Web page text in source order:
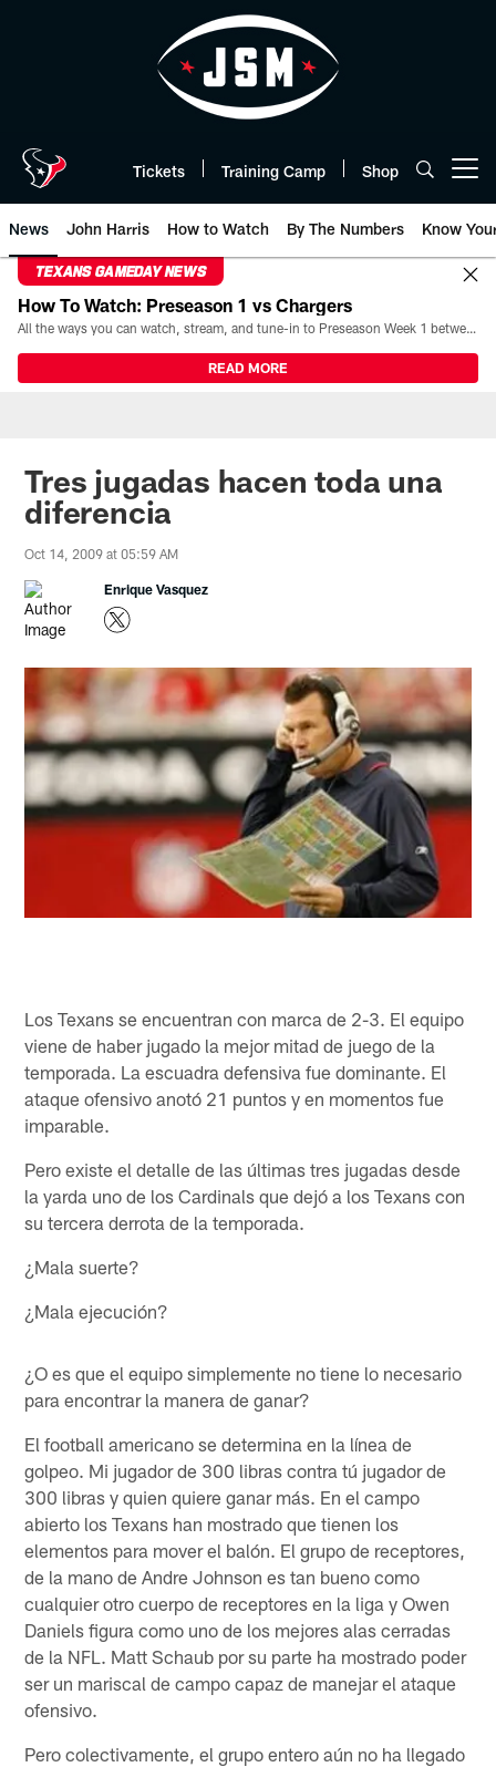
Tickets Training Camp Shop
News John Harris How to Watch By The Numbers Know
TEXANS GAMEDAY NEWS
How To Watch: Preseason 1 vs Chargers
All the ways you can watch, stream, and tune-in to Preseason Week 1 between the Texans and the Los Angeles Chargers at Reliant Stadium on August 13.
READ MORE
Tres jugadas hacen toda una
diferencia
Oct 14, 2009 at 05:59 AM
Enrique Vasquez
Los Texans se encuentran con marca de 2-3. El equipo
viene de haber jugado la mejor mitad de juego de la
temporada. La escuadra defensiva fue dominante. El
ataque ofensivo anotó 21 puntos y en momentos fue
imparable.
Pero existe el detalle de las últimas tres jugadas desde
la yarda uno de los Cardinals que dejó a los Texans con
su tercera derrota de la temporada.
¿Mala suerte?
¿Mala ejecución?
¿O es que el equipo simplemente no tiene lo necesario
para encontrar la manera de ganar?
El football americano se determina en la línea de
golpeo. Mi jugador de 300 libras contra tú jugador de
300 libras y quien quiere ganar más. En el campo
abierto los Texans han mostrado que tienen los
elementos para mover el balón. El grupo de receptores,
de la mano de Andre Johnson es tan bueno como
cualquier otro cuerpo de receptores en la liga y Owen
Daniels figura como uno de los mejores alas cerradas
de la NFL. Matt Schaub por su parte ha mostrado poder
ser un mariscal de campo capaz de manejar el ataque
ofensivo.
Pero colectivamente, el grupo entero aún no ha llegado